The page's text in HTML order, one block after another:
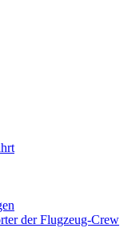
der Flugzeug-Crew